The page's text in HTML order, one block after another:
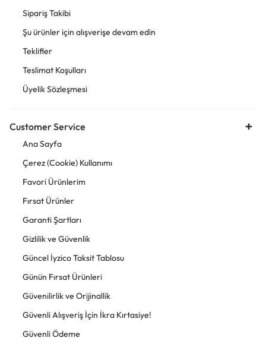
Sipariş Takibi
Şu ürünler için alışverişe devam edin
Teklifler
Teslimat Koşulları
Üyelik Sözleşmesi
Customer Service
Ana Sayfa
Çerez (Cookie) Kullanımı
Favori Ürünlerim
Fırsat Ürünler
Garanti Şartları
Gizlilik ve Güvenlik
Güncel İyzico Taksit Tablosu
Günün Fırsat Ürünleri
Güvenilirlik ve Orijinallik
Güvenli Alışveriş İçin İkra Kırtasiye!
Güvenli Ödeme